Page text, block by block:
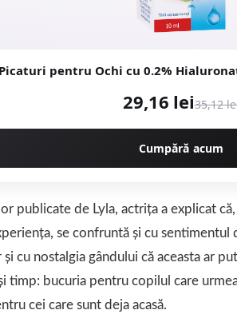
Picaturi pentru Ochi cu 0.2%
29,16 lei35,12
Cumpără acum
publicate de Lyla, actrița a explicat
se confruntă și cu
cu nostalgia gândului că aceasta ar
timp: bucuria pentru copilul care
cei care sunt deja acasă.